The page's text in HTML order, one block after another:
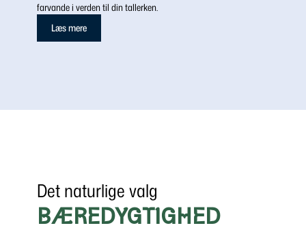
farvande i verden til din tallerken.
Læs mere
Det naturlige valg
BÆREDYGTIGHED